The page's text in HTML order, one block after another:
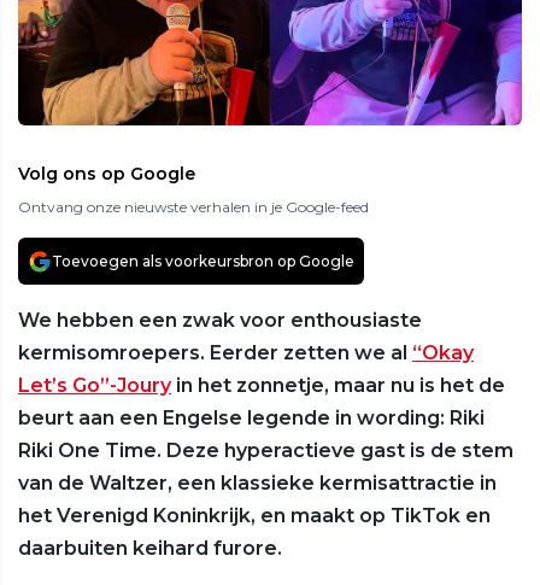
Volg ons op Google
Ontvang onze nieuwste verhalen in je Google-feed
Toevoegen als voorkeursbron op Google
We hebben een zwak voor enthousiaste
kermisomroepers. Eerder zetten we al “Okay
Let’s Go”-Jouryin het zonnetje, maar nu is het de
beurt aan een Engelse legende in wording: Riki
Riki One Time. Deze hyperactieve gast is de stem
van de Waltzer, een klassieke kermisattractie in
het Verenigd Koninkrijk, en maakt op TikTok en
daarbuiten keihard furore.